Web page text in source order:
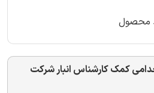
کمک کارشناس انبار شرکت